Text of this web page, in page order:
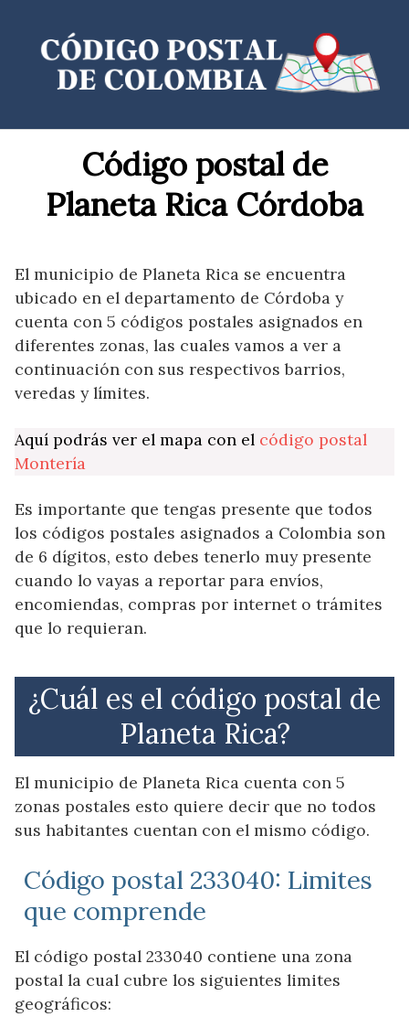
contenido
Código postal de
Planeta Rica Córdoba
El municipio de Planeta Rica se encuentra
ubicado en el departamento de Córdoba y
cuenta con 5 códigos postales asignados en
diferentes zonas, las cuales vamos a ver a
continuación con sus respectivos barrios,
veredas y límites.
Aquí podrás ver el mapa con el código postal
Montería
Es importante que tengas presente que todos
los códigos postales asignados a Colombia son
de 6 dígitos, esto debes tenerlo muy presente
cuando lo vayas a reportar para envíos,
encomiendas, compras por internet o trámites
que lo requieran.
¿Cuál es el código postal de
Planeta Rica?
El municipio de Planeta Rica cuenta con 5
zonas postales esto quiere decir que no todos
sus habitantes cuentan con el mismo código.
Código postal 233040: Limites
que comprende
El código postal 233040 contiene una zona
postal la cual cubre los siguientes limites
geográficos: